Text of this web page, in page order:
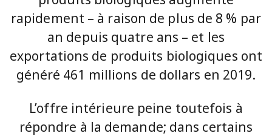
rapidement – à raison de plus de 8 % par
an depuis quatre ans – et les
exportations de produits biologiques ont
généré 461 millions de dollars en 2019.
L’offre intérieure peine toutefois à
répondre à la demande; dans certains